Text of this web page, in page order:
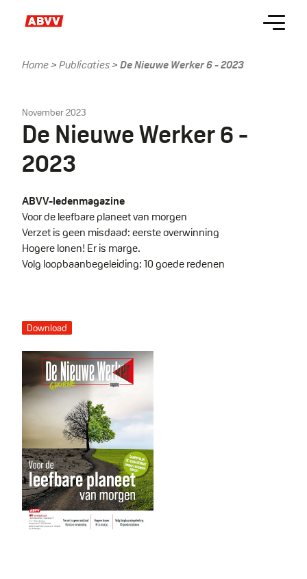
Menu
Home Publicaties De Nieuwe Werker 6 - 2023
November 2023
De Nieuwe Werker 6 -
2023
ABVV-ledenmagazine
Voor de leefbare planeet van morgen
Verzet is geen misdaad: eerste overwinning
Hogere lonen! Er is marge.
Volg loopbaanbegeleiding: 10 goede redenen
Download